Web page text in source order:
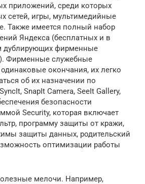
приложений, среди которых
сетей, игры, мультимедийные
Также имеется полный набор
Яндекса (бесплатных и в
дублирующих фирменные
Фирменные служебные
окончания, их легко
об их назначении по
SnapIt Camera, SeeIt Gallery,
безопасности
Security, которая включает
программу защиты от кражи,
защиты данных, родительский
оптимизации работы
мелочи. Например,